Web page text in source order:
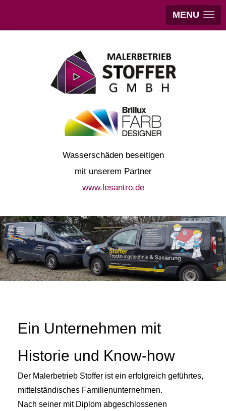
MENU
Wasserschäden beseitigen
mit unserem Partner
www.lesantro.de
Ein Unternehmen mit
Historie und Know-how
Der Malerbetrieb Stoffer ist ein erfolgreich geführtes,
mittelständisches Familienunternehmen.
Nach seiner mit Diplom abgeschlossenen